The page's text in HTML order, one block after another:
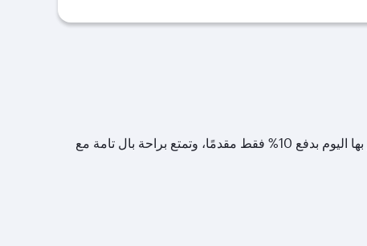
نقدّم لك خدمة احجز الآن وادفع لاحقًا – الطريقة الأذكى والأسهل للتخطيط لعطلتك القادمة. ثبّت أفضل الأسعار لعطلتك التي تحلم بها اليوم بدفع 10% فقط مقدمًا، وتمتع براحة بال تامة مع